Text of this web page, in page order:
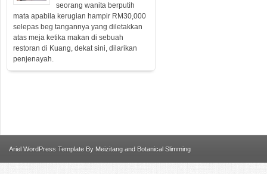
seorang wanita berputih
mata apabila kerugian hampir RM30,000
selepas beg tangannya yang diletakkan
atas meja ketika makan di sebuah
restoran di Kuang, dekat sini, dilarikan
penjenayah.
Ariel WordPress Template By Meizitang and Botanical Slimming